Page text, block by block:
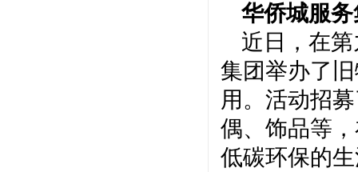
华侨城服
近日，在
集团举办了
用。活动招
偶、饰品等
低碳环保的